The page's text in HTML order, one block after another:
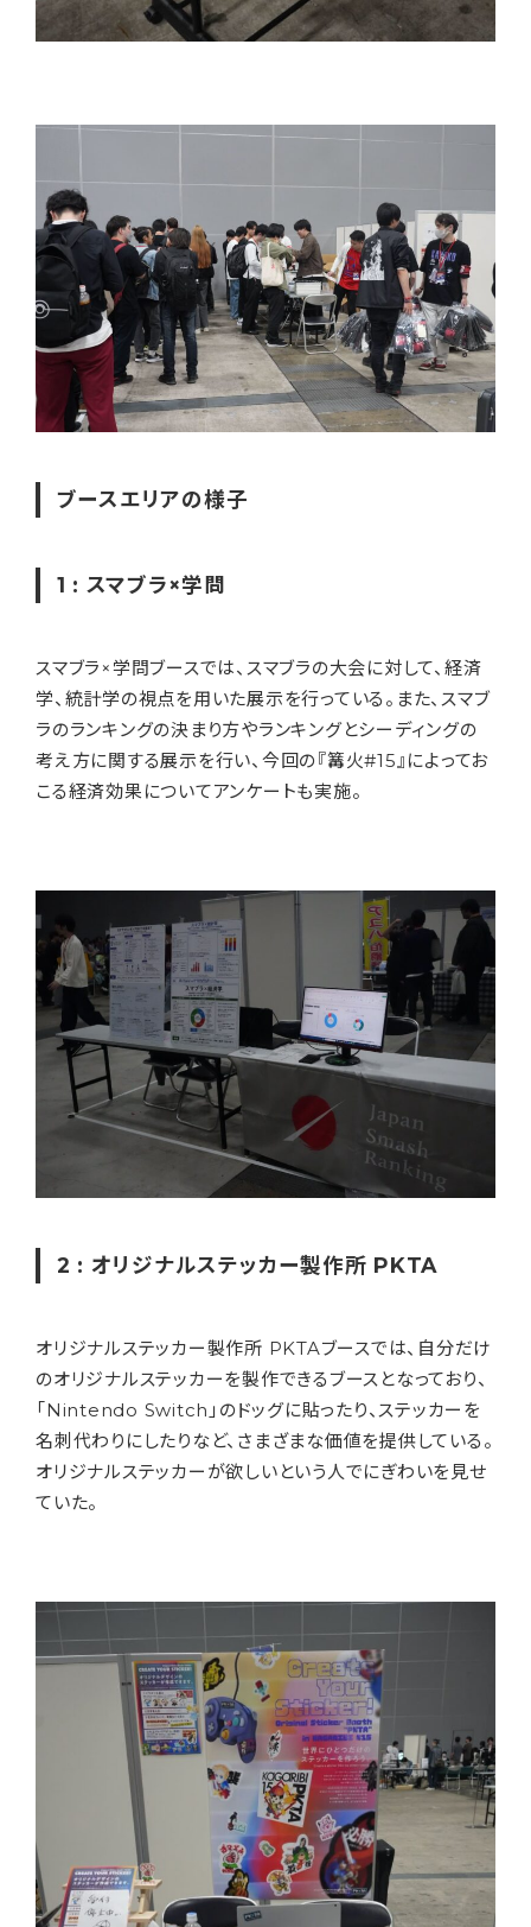
ブースエリアの様子
1 : スマブラ×学問
スマブラ×学問ブースでは、スマブラの大会に対して、経済
学、統計学の視点を用いた展示を行っている。また、スマブ
ラのランキングの決まり方やランキングとシーディングの
考え方に関する展示を行い、今回の『篝火#15』によってお
こる経済効果についてアンケートも実施。
2 : オリジナルステッカー製作所 PKTA
オリジナルステッカー製作所 PKTAブースでは、自分だけ
のオリジナルステッカーを製作できるブースとなっており、
「Nintendo Switch」のドッグに貼ったり、ステッカーを
名刺代わりにしたりなど、さまざまな価値を提供している。
オリジナルステッカーが欲しいという人でにぎわいを見せ
ていた。